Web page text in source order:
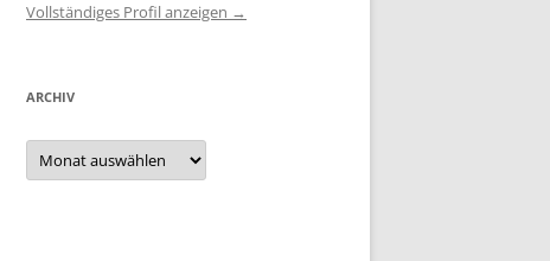
Vollständiges Profil anzeigen →
ARCHIV
Archiv